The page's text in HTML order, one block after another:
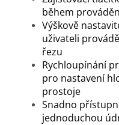
během
Výškově
uživateli
řezu
Rychloupínání
pro nastavení
prostoje
Snadno
jednoduchou